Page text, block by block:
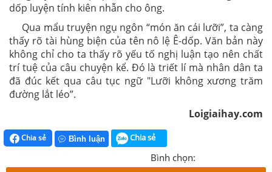
dốp luyện tính kiên nhẫn cho ông.
Qua mẩu truyện ngụ ngôn “món ăn cái lưỡi”, ta càng
thấy rõ tài hùng biện của tên nô lệ Ê-dốp. Văn bản này
không chỉ cho ta thấy rõ yếu tố nghị luận tạo nên chất
trí tuệ của câu chuyện kể. Đó là triết lí mà nhân dân ta
đã đúc kết qua câu tục ngữ "Lưỡi không xương trăm
đường lắt léo”.
Loigiaihay.com
Chia sẻ Bình luận Chia sẻ
Bình chọn: